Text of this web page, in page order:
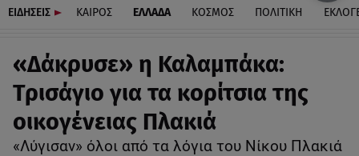
ΕΙΔΗΣΕΙΣ ΚΑΙΡΟΣ ΕΛΛΑΔΑ ΚΟΣΜΟΣ ΠΟΛΙΤΙΚΗ
«Δάκρυσε» η Καλαμπάκα:
Τρισάγιο για τα κορίτσια της
οικογένειας Πλακιά
«Λύγισαν» όλοι από τα λόγια του Νίκου Πλακιά